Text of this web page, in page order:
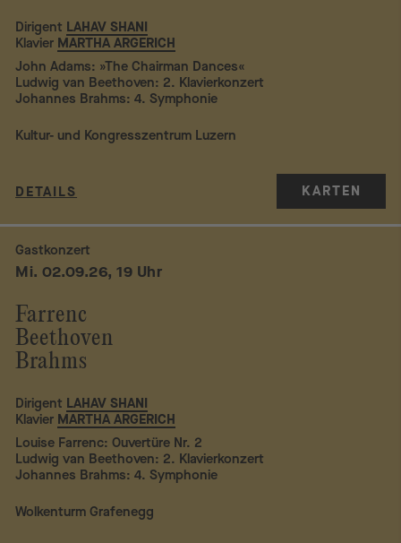
Dirigent LAHAV SHANI
Klavier MARTHA ARGERICH
John Adams: »The Chairman Dances«
Ludwig van Beethoven: 2. Klavierkonzert
Johannes Brahms: 4. Symphonie
Kultur- und Kongresszentrum Luzern
DETAILS KARTEN
Farrenc
Beethoven
Brahms
Gastkonzert
Mi. 02.09.26, 19 Uhr
Dirigent LAHAV SHANI
Klavier MARTHA ARGERICH
Louise Farrenc: Ouvertüre Nr. 2
Ludwig van Beethoven: 2. Klavierkonzert
Johannes Brahms: 4. Symphonie
Wolkenturm Grafenegg